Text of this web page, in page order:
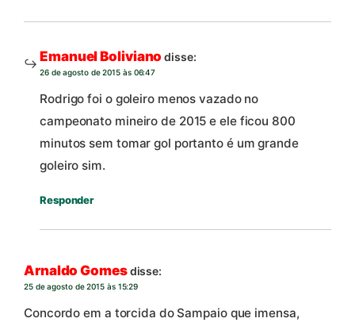
Emanuel Boliviano disse:
26 de agosto de 2015 às 06:47
Rodrigo foi o goleiro menos vazado no
campeonato mineiro de 2015 e ele ficou 800
minutos sem tomar gol portanto é um grande
goleiro sim.
Responder
Arnaldo Gomesdisse:
25 de agosto de 2015 às 15:29
Concordo em a torcida do Sampaio que imensa,